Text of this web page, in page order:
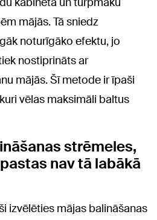
mājās. Tā sniedz
noturīgāko efektu, jo
nostiprināts ar
mājās. Šī metode ir īpaši
vēlas maksimāli baltus
strēmeles,
nav tā labākā
izvēlēties mājas balināšanas